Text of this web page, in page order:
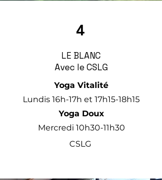
4
LE BLANC
Avec le CSLG
Yoga Vitalité
Lundis 16h-17h et 17h15-18h15
Yoga Doux
Mercredi 10h30-11h30
CSLG